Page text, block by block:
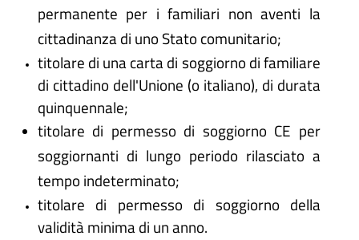
permanente per i familiari non aventi la
cittadinanza di uno Stato comunitario;
titolare di una carta di soggiorno di familiare
di cittadino dell'Unione (o italiano), di durata
quinquennale;
titolare di permesso di soggiorno CE per
soggiornanti di lungo periodo rilasciato a
tempo indeterminato;
titolare di permesso di soggiorno della
validità minima di un anno.